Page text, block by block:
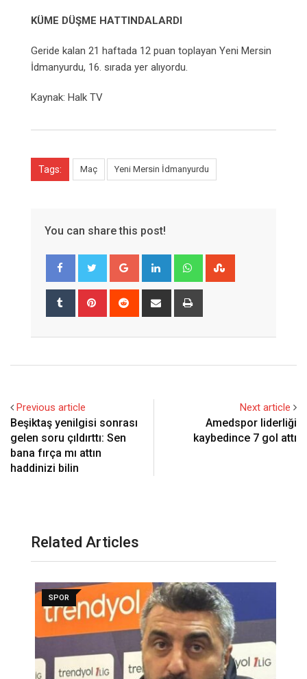
KÜME DÜŞME HATTINDALARDI
Geride kalan 21 haftada 12 puan toplayan Yeni Mersin
İdmanyurdu, 16. sırada yer alıyordu.
Kaynak: Halk TV
Tags: Maç Yeni Mersin İdmanyurdu
You can share this post!
Google+ LinkedIn Whatsapp
Tumblr Pinterest Reddit
Share
Previous article
Beşiktaş yenilgisi sonrası
gelen soru çıldırttı: Sen
bana fırça mı attın
haddinizi bilin
Next article
Amedspor liderliği
kaybedince 7 gol attı
Related Articles
SPOR